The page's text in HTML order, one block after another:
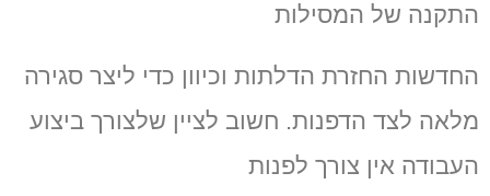
התקנה של המסילות
החדשות החזרת הדלתות וכיוון כדי ליצר סגירה
מלאה לצד הדפנות. חשוב לציין שלצורך ביצוע
העבודה אין צורך לפנות